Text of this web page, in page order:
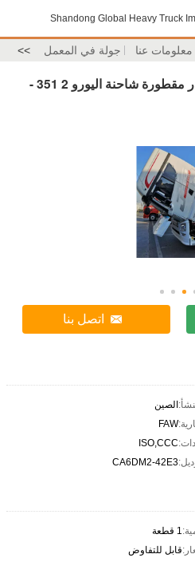
Shandong Global Heavy Truck
معلومات عنا جولة في المعمل >>
30-40 طن سحب القدرات جرار مقطورة شاحنة اليورو 2 351 -
اتصل بنا
الصين
FAW
ISO,CCC
CA6DM2-42E3
1 قطعة
قابل للتفاوض